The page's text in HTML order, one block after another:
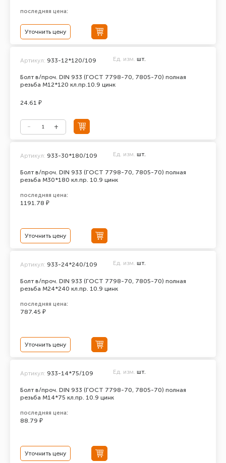
последняя цена:
Уточнить цену
Болт в/проч. DIN 933 (ГОСТ 7798-70, 7805-70) полная
резьба М12*120 кл.пр.10.9 цинк
Артикул: 933-12*120/109 Ед. изм. шт.
24.61 ₽
Болт в/проч. DIN 933 (ГОСТ 7798-70, 7805-70) полная
резьба М30*180 кл.пр. 10.9 цинк
Артикул: 933-30*180/109 Ед. изм. шт.
последняя цена:
1191.78 ₽
Уточнить цену
Болт в/проч. DIN 933 (ГОСТ 7798-70, 7805-70) полная
резьба М24*240 кл.пр. 10.9 цинк
Артикул: 933-24*240/109 Ед. изм. шт.
последняя цена:
787.45 ₽
Уточнить цену
Болт в/проч. DIN 933 (ГОСТ 7798-70, 7805-70) полная
резьба М14*75 кл.пр. 10.9 цинк
Артикул: 933-14*75/109 Ед. изм. шт.
последняя цена:
88.79 ₽
Уточнить цену